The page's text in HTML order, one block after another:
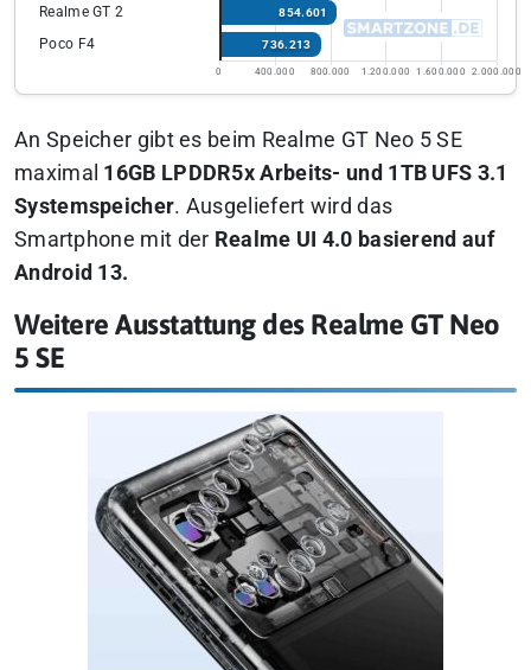
Realme GT 2 854.601
Poco F4 736.213
0 400.000 800.000 1.200.000 1.600.000 2.000.000
An Speicher gibt es beim Realme GT Neo 5 SE
maximal 16GB LPDDR5x Arbeits- und 1TB UFS 3.1
Systemspeicher. Ausgeliefert wird das
Smartphone mit der Realme UI 4.0 basierend auf
Android 13.
Weitere Ausstattung des Realme GT Neo
5 SE